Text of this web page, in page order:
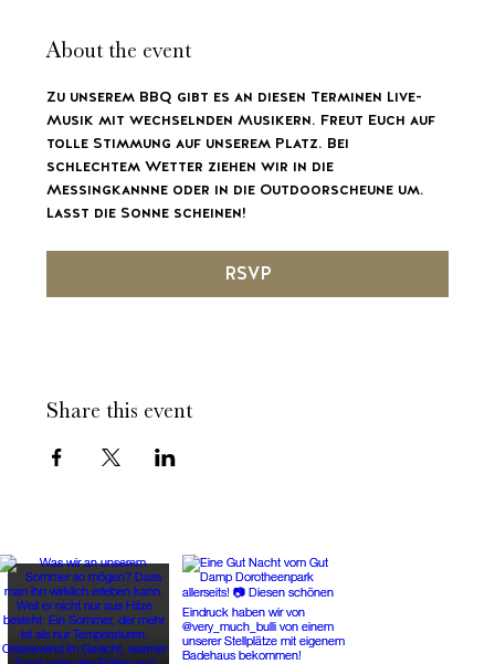
About the event
Zu unserem BBQ gibt es an diesen Terminen Live-
Musik mit wechselnden Musikern. Freut Euch auf
tolle Stimmung auf unserem Platz. Bei
schlechtem Wetter ziehen wir in die
Messingkannne oder in die Outdoorscheune um.
Lasst die Sonne scheinen!
RSVP
Share this event